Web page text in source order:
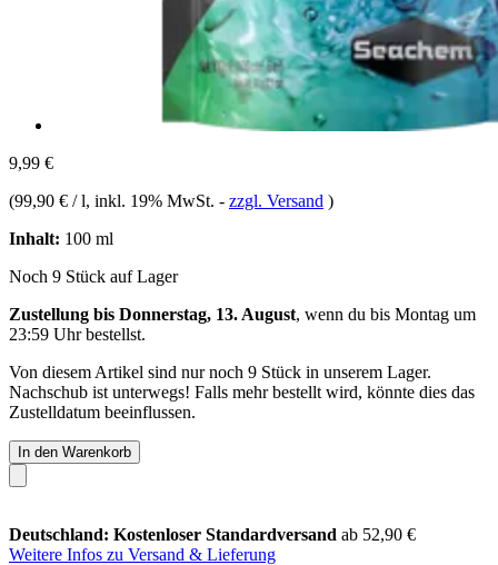
9,99 €
(99,90 € / l, inkl. 19% MwSt. - zzgl. Versand )
Inhalt: 100 ml
Noch 9 Stück auf Lager
Zustellung bis Donnerstag, 13. August, wenn du bis Montag um
23:59 Uhrbestellst.
Von diesem Artikel sind nur noch 9 Stück in unserem Lager.
Nachschub ist unterwegs! Falls mehr bestellt wird, könnte dies das
Zustelldatum beeinflussen.
In den Warenkorb
Deutschland: Kostenloser Standardversand ab 52,90 €
Weitere Infos zu Versand & Lieferung